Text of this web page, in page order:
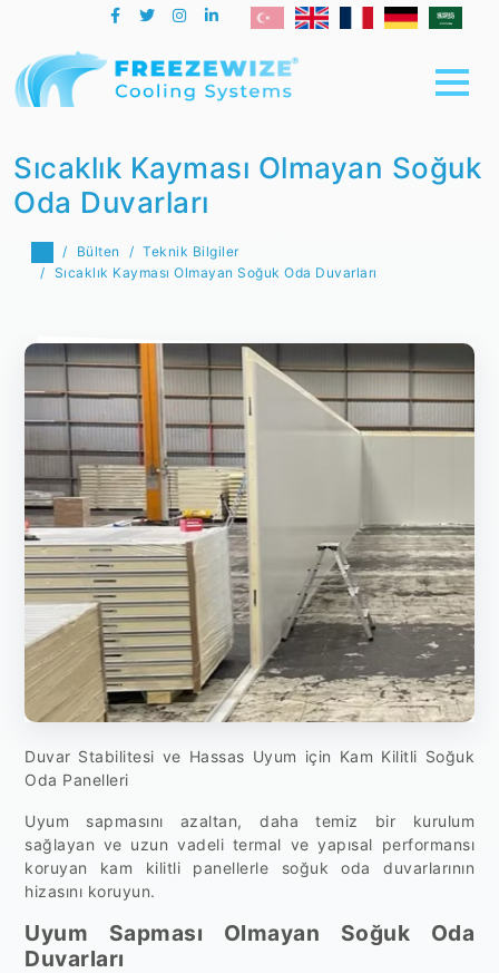
Sıcaklık Kayması Olmayan Soğuk
Oda Duvarları
Bülten
Teknik Bilgiler
Sıcaklık Kayması Olmayan Soğuk Oda Duvarları
Duvar Stabilitesi ve Hassas Uyum için Kam Kilitli Soğuk
Oda Panelleri
Uyum sapmasını azaltan, daha temiz bir kurulum
sağlayan ve uzun vadeli termal ve yapısal performansı
koruyan kam kilitli panellerle soğuk oda duvarlarının
hizasını koruyun.
Uyum Sapması Olmayan Soğuk Oda
Duvarları